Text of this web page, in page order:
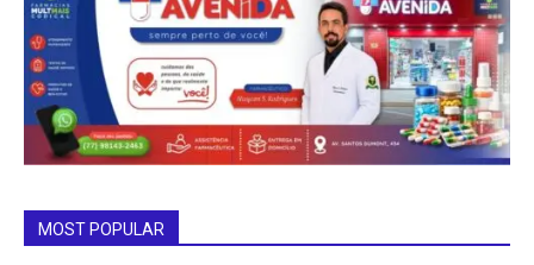
MOST POPULAR